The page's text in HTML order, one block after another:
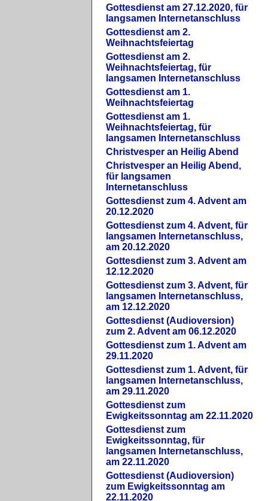
Gottesdienst am 27.12.2020, für
langsamen Internetanschluss
Gottesdienst am 2.
Weihnachtsfeiertag
Gottesdienst am 2.
Weihnachtsfeiertag, für
langsamen Internetanschluss
Gottesdienst am 1.
Weihnachtsfeiertag
Gottesdienst am 1.
Weihnachtsfeiertag, für
langsamen Internetanschluss
Christvesper an Heilig Abend
Christvesper an Heilig Abend,
für langsamen
Internetanschluss
Gottesdienst zum 4. Advent am
20.12.2020
Gottesdienst zum 4. Advent, für
langsamen Internetanschluss,
am 20.12.2020
Gottesdienst zum 3. Advent am
12.12.2020
Gottesdienst zum 3. Advent, für
langsamen Internetanschluss,
am 12.12.2020
Gottesdienst (Audioversion)
zum 2. Advent am 06.12.2020
Gottesdienst zum 1. Advent am
29.11.2020
Gottesdienst zum 1. Advent, für
langsamen Internetanschluss,
am 29.11.2020
Gottesdienst zum
Ewigkeitssonntag am 22.11.2020
Gottesdienst zum
Ewigkeitssonntag, für
langsamen Internetanschluss,
am 22.11.2020
Gottesdienst (Audioversion)
zum Ewigkeitssonntag am
22.11.2020